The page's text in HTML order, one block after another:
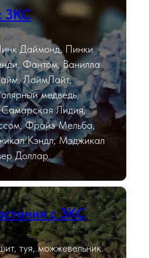
ЗКС
Даймонд, Пинки
Фантом, Ванилла
ЛаймЛайт,
медведь,
Лидия,
Фрайз Мельба,
Кэндл, Мэджикал
Доллар.
с ЗКС
туя, можжевельник.